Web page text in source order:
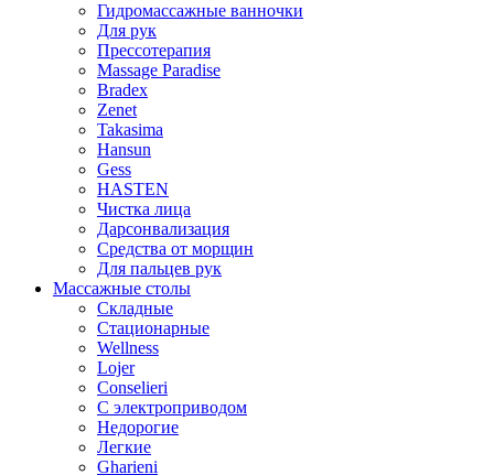
Гидромассажные ванночки
Для рук
Прессотерапия
Massage Paradise
Bradex
Zenet
Takasima
Hansun
Gess
HASTEN
Чистка лица
Дарсонвализация
Средства от морщин
Для пальцев рук
Массажные столы
Складные
Стационарные
Wellness
Lojer
Conselieri
С электроприводом
Недорогие
Легкие
Gharieni